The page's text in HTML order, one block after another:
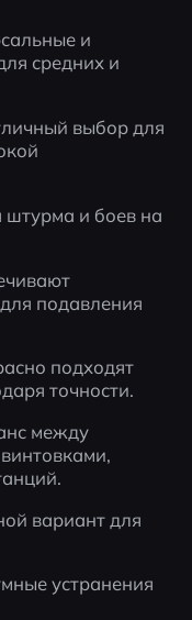
и
средних и
выбор для
и боев на
подавления
подходят
точности.
между
вариант для
устранения